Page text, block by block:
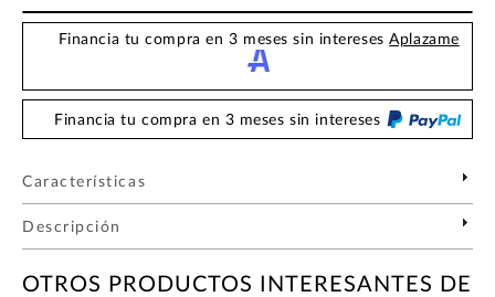
Financia tu compra en 3 meses sin interesesAplazame
Financia tu compra en 3 meses sin intereses
Características
Descripción
OTROS PRODUCTOS INTERESANTES DE